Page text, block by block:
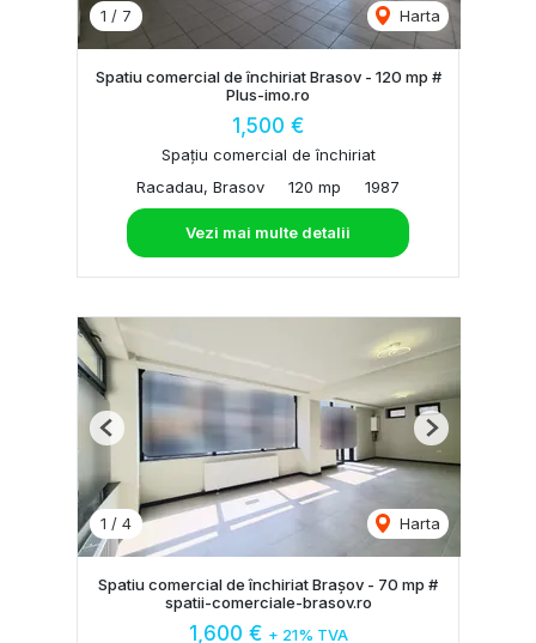
1 / 7 Harta
Spatiu comercial de închiriat Brasov - 120 mp #
Plus-imo.ro
1,500 €
Spațiu comercial de închiriat
Racadau, Brasov
120 mp 1987
Vezi mai multe detalii
1 / 4 Harta
Previous Next
Spatiu comercial de închiriat Brașov - 70 mp #
spatii-comerciale-brasov.ro
1,600 € + 21% TVA